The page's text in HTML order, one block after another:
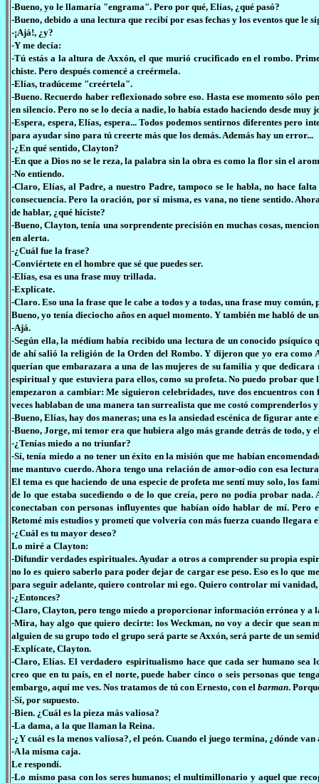
-Bueno, yo le llamaría "engrama". Pero por qué, Elías, ¿qué pasó?
-Bueno, debido a una lectura que recibí por esas fechas y los eventos que
-¡Ajá!, ¿y?
-Y me decía:
-Tú estás a la altura de Axxón, el que murió crucificado en el rombo.
chiste. Pero después comencé a creérmela.
-Elías, tradúceme "creértela".
-Bueno. Recuerdo haber reflexionado sobre eso. Hasta ese momento sólo
en silencio. Pero no se lo decía a nadie, lo había estado haciendo desde
-Espera, espera, Elías, espera... Todos podemos sentirnos diferentes pero
para ayudar sino para tú creerte más que los demás. Además hay un error...
-¿En qué sentido, Clayton?
-En que a Dios no se le reza, la palabra sin la obra es como la flor sin el
-No entiendo.
-Claro, Elías, al Padre, a nuestro Padre, tampoco se le habla, no hace
consecuencia. Pero la oración, por sí misma, es vana, no tiene sentido.
de hablar, ¿qué hiciste?
-Bueno, Clayton, tenía una sorprendente precisión en muchas cosas,
en alerta.
-¿Cuál fue la frase?
-Conviértete en el hombre que sé que puedes ser.
-Elías, esa es una frase muy trillada.
-Explícate.
-Claro. Eso una la frase que le cabe a todos y a todas, una frase muy
Bueno, yo tenía dieciocho años en aquel momento. Y también me habló de
-Ajá.
-Según ella, la médium había recibido una lectura de un conocido
de ahí salió la religión de la Orden del Rombo. Y dijeron que yo era
querían que embarazara a una de las mujeres de su familia y que
espiritual y que estuviera para ellos, como su profeta. No puedo probar
empezaron a cambiar: Me siguieron celebridades, tuve dos encuentros
veces hablaban de una manera tan surrealista que me costó comprenderlos
-Bueno, Elías, hay dos maneras; una es la ansiedad escénica de figurar
-Bueno, Jorge, mi temor era que hubiera algo más grande detrás de todo, y
-¿Tenías miedo a no triunfar?
-Sí, tenía miedo a no tener un éxito en la misión que me habían
me mantuvo cuerdo. Ahora tengo una relación de amor-odio con esa
El tema es que haciendo de una especie de profeta me sentí muy solo, los
de lo que estaba sucediendo o de lo que creía, pero no podía probar
conectaban con personas influyentes que habían oído hablar de mí.
Retomé mis estudios y prometí que volvería con más fuerza cuando
-¿Cuál es tu mayor deseo?
Lo miré a Clayton:
-Difundir verdades espirituales. Ayudar a otros a comprender su propia
no lo es quiero saberlo para poder dejar de cargar ese peso. Eso es lo que
para seguir adelante, quiero controlar mi ego. Quiero controlar mi
-¿Entonces?
-Claro, Clayton, pero tengo miedo a proporcionar información errónea y a
-Mira, hay algo que quiero decirte: los Weckman, no voy a decir que sean
alguien de su grupo todo el grupo será parte se Axxón, será parte de un
-Explícate, Clayton.
-Claro, Elías. El verdadero espiritualismo hace que cada ser humano
creo que en tu país, en el norte, puede haber cinco o seis personas que
embargo, aquí me ves. Nos tratamos de tú con Ernesto, con el barman.
-Sí, por supuesto.
-Bien. ¿Cuál es la pieza más valiosa?
-La dama, a la que llaman la Reina.
-¿Y cuál es la menos valiosa?, el peón. Cuando el juego termina, ¿dónde
-A la misma caja.
Le respondí.
-Lo mismo pasa con los seres humanos; el multimillonario y aquel que